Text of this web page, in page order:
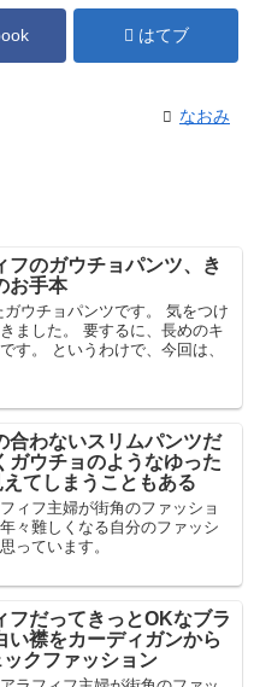
はてブ
なおみ
フのガウチョパンツ、き
お手本
ウチョパンツです。 気をつけ
ました。 要するに、長めのキ
す。 というわけで、今回は、
合わないスリムパンツだ
ガウチョのようなゆった
てしまうこともある
ィフ主婦が街角のファッショ
々難しくなる自分のファッシ
っています。
フだってきっとOKなブラ
い襟をカーディガンから
クファッション